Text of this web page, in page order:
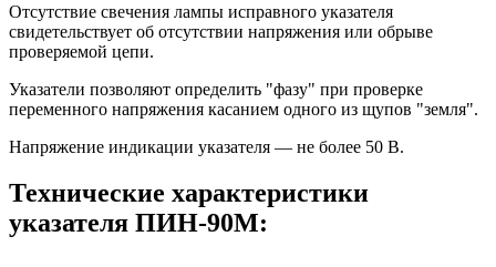
Отсутствие свечения лампы исправного указателя
свидетельствует об отсутствии напряжения или обрыве
проверяемой цепи.
Указатели позволяют определить "фазу" при проверке
переменного напряжения касанием одного из щупов "земля".
Напряжение индикации указателя — не более 50 В.
Технические характеристики
указателя ПИН-90М: